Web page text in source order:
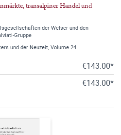
transalpiner Handel und
der Welser und den
Gruppe
und der Neuzeit, Volume 24
€143.00*
€143.00*